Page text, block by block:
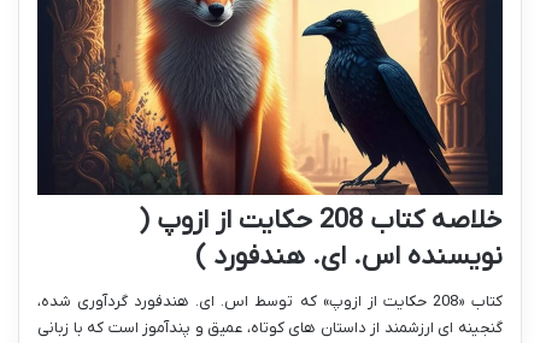
خلاصه کتاب 208 حکایت از ازوپ (
نویسنده اس. ای. هندفورد )
کتاب «208 حکایت از ازوپ» که توسط اس. ای. هندفورد گردآوری شده،
گنجینه ای ارزشمند از داستان های کوتاه، عمیق و پندآموز است که با زبانی